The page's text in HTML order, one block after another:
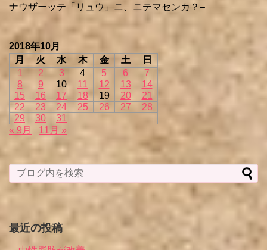
ナウザーッテ「リュウ」ニ、ニテマセンカ？–
2018年10月
月
火 水 木 金 土
日
1
2 3 4 5 6
7
8
9 10 11 12 13
14
15
16 17 18 19 20
21
22
23 24 25 26 27
28
29
30
31
« 9月
11月 »
最近の投稿